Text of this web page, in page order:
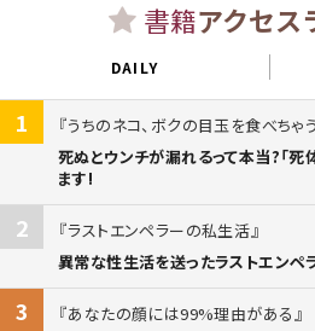
書籍アクセス
DAILY
1
うちのネコ、ボクの目玉を食べちゃ
死ぬとウンチが漏れるって本当?「
ます!
2
ラストエンペラーの私生活
異常な性生活を送ったラストエンペ
3
あなたの顔には99%理由がある